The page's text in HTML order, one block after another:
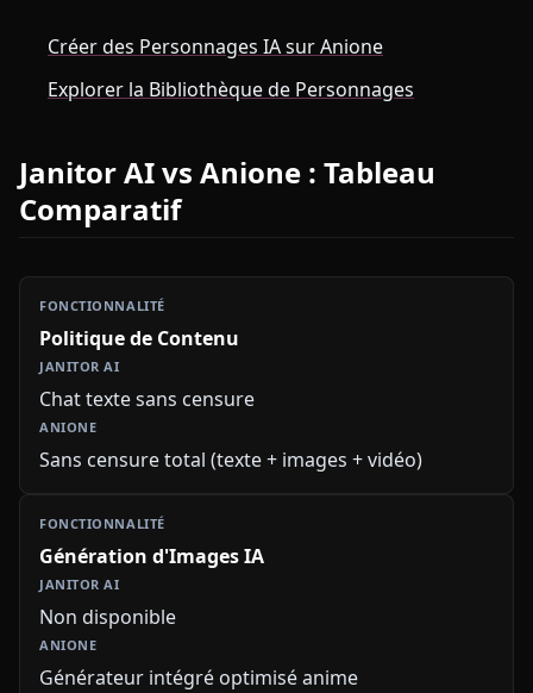
Créer des Personnages IA sur Anione
Explorer la Bibliothèque de Personnages
Janitor AI vs Anione : Tableau
Comparatif
Politique de Contenu
Chat texte sans censure
Sans censure total (texte + images + vidéo)
Génération d'Images IA
Non disponible
Générateur intégré optimisé anime